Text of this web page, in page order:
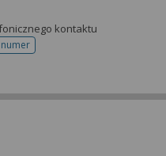
kontaktu
do rejestracji